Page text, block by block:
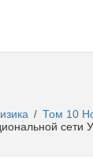
/ Том 10
сети